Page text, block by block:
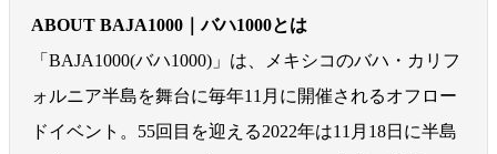
ABOUT BAJA1000｜バハ1000とは
「BAJA1000(バハ1000)」は、メキシコのバハ・カリフ
ォルニア半島を舞台に毎年11月に開催されるオフロー
ドイベント。55回目を迎える2022年は11月18日に半島